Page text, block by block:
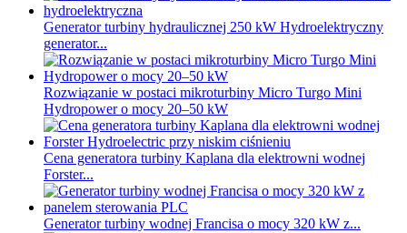
Generator turbiny hydraulicznej 250 kW Hydroelektryczny
generator...
Rozwiązanie w postaci mikroturbiny Micro Turgo Mini
Hydropower o mocy 20–50 kW
Cena generatora turbiny Kaplana dla elektrowni wodnej
Forster...
Generator turbiny wodnej Francisa o mocy 320 kW z...